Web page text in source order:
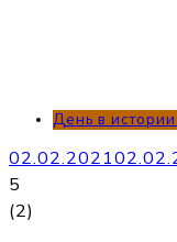
День в
02.02.2021
5
(2)